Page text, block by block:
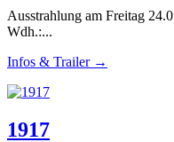
Ausstrahlung am Freitag
Wdh.:...
Infos & Trailer →
1917